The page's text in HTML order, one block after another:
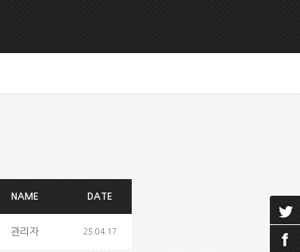
NAME DATE
관리자 25.04.17